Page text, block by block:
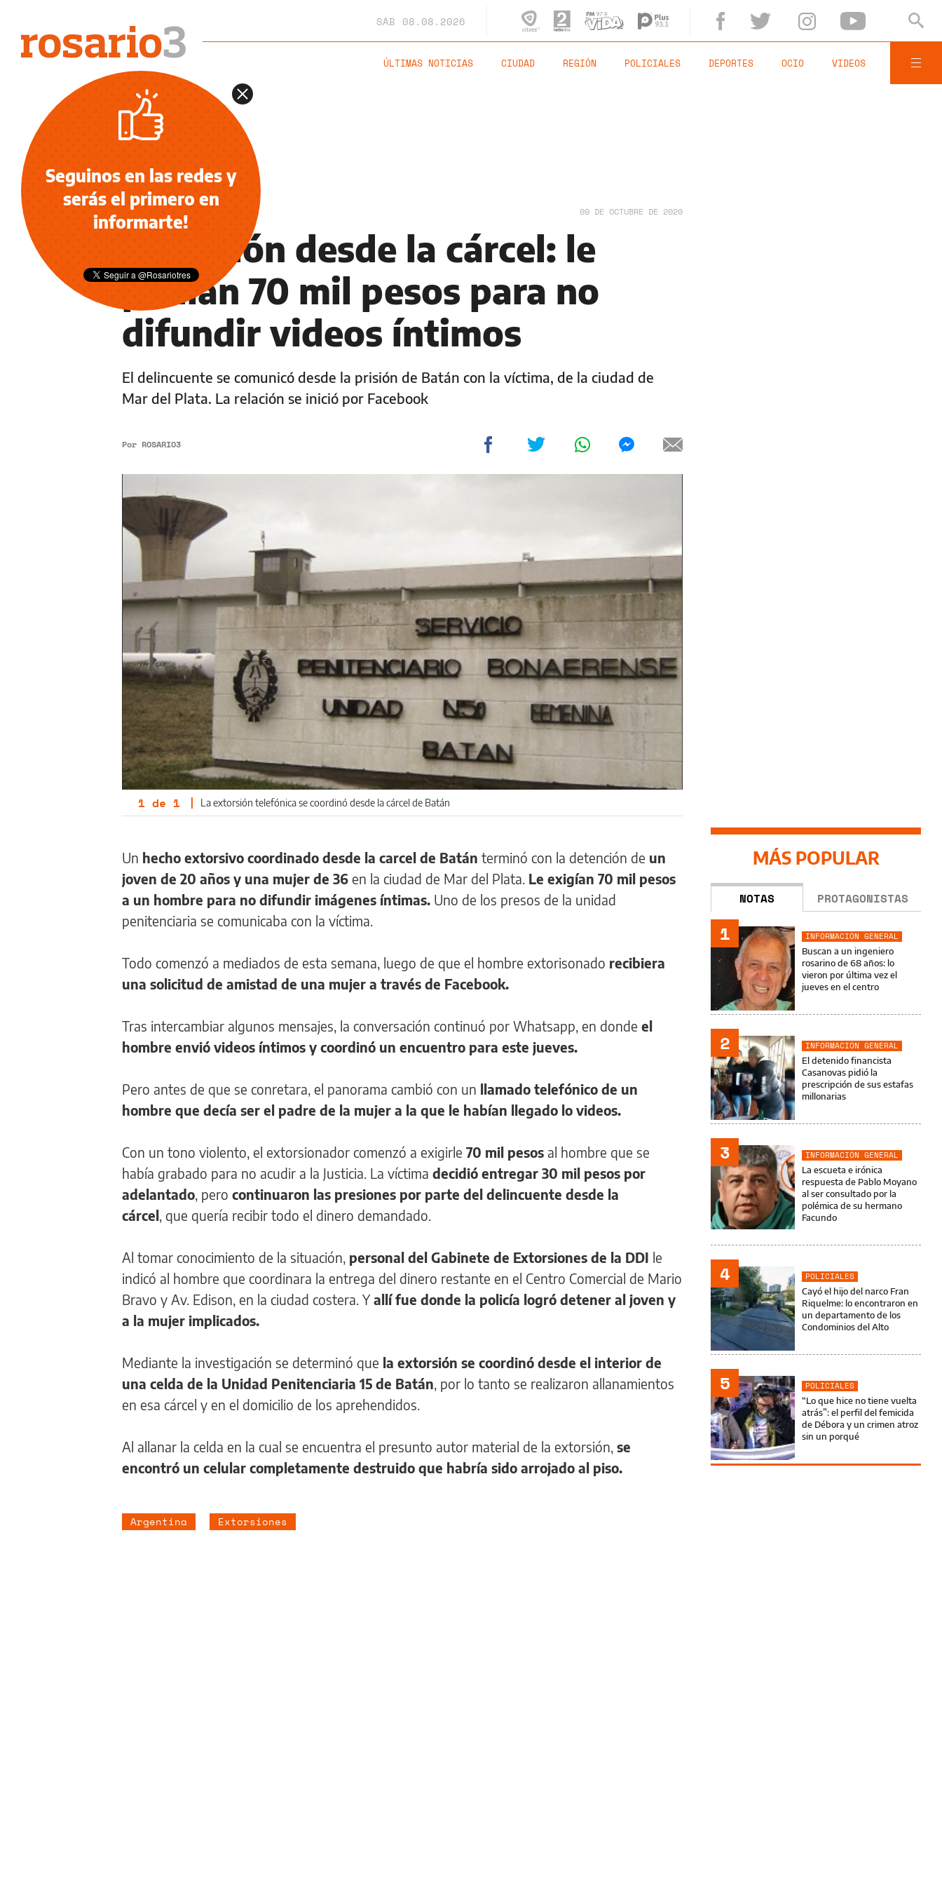
SÁB 08.08.2026
ÚLTIMAS NOTICIAS CIUDAD REGIÓN POLICIALES DEPORTES OCIO VIDEOS
INFORMACIÓN GENERAL 09 DE OCTUBRE DE 2020
Extorsión desde la cárcel: le
pedían 70 mil pesos para no
difundir videos íntimos
El delincuente se comunicó desde la prisión de Batán con la víctima, de la ciudad de
Mar del Plata. La relación se inició por Facebook
Por ROSARIO3
1 de 1 | La extorsión telefónica se coordinó desde la cárcel de Batán
Un hecho extorsivo coordinado desde la carcel de Batán terminó con la detención de un
joven de 20 años y una mujer de 36 en la ciudad de Mar del Plata. Le exigían 70 mil pesos
a un hombre para no difundir imágenes íntimas. Uno de los presos de la unidad
penitenciaria se comunicaba con la víctima.
Todo comenzó a mediados de esta semana, luego de que el hombre extorisonado recibiera
una solicitud de amistad de una mujer a través de Facebook.
Tras intercambiar algunos mensajes, la conversación continuó por Whatsapp, en donde el
hombre envió videos íntimos y coordinó un encuentro para este jueves.
Pero antes de que se conretara, el panorama cambió con un llamado telefónico de un
hombre que decía ser el padre de la mujer a la que le habían llegado lo videos.
Con un tono violento, el extorsionador comenzó a exigirle 70 mil pesos al hombre que se
había grabado para no acudir a la Justicia. La víctima decidió entregar 30 mil pesos por
adelantado , pero continuaron las presiones por parte del delincuente desde la
cárcel , que quería recibir todo el dinero demandado.
Al tomar conocimiento de la situación, personal del Gabinete de Extorsiones de la DDI le
indicó al hombre que coordinara la entrega del dinero restante en el Centro Comercial de Mario
Bravo y Av. Edison, en la ciudad costera. Yallí fue donde la policía logró detener al joven y
a la mujer implicados.
Mediante la investigación se determinó que la extorsión se coordinó desde el interior de
una celda de la Unidad Penitenciaria 15 de Batán , por lo tanto se realizaron allanamientos
en esa cárcel y en el domicilio de los aprehendidos.
Al allanar la celda en la cual se encuentra el presunto autor material de la extorsión, se
encontró un celular completamente destruido que habría sido arrojado al piso.
Argentina Extorsiones
MÁS POPULAR
NOTAS PROTAGONISTAS
1
INFORMACIÓN GENERAL
Buscan a un ingeniero
rosarino de 68 años: lo
vieron por última vez el
jueves en el centro
2
INFORMACIÓN GENERAL
El detenido financista
Casanovas pidió la
prescripción de sus estafas
millonarias
3
INFORMACIÓN GENERAL
La escueta e irónica
respuesta de Pablo Moyano
al ser consultado por la
polémica de su hermano
Facundo
4
POLICIALES
Cayó el hijo del narco Fran
Riquelme: lo encontraron en
un departamento de los
Condominios del Alto
5
POLICIALES
“Lo que hice no tiene vuelta
atrás”: el perfil del femicida
de Débora y un crimen atroz
sin un porqué
Seguinos en las redes y
serás el primero en
informarte!